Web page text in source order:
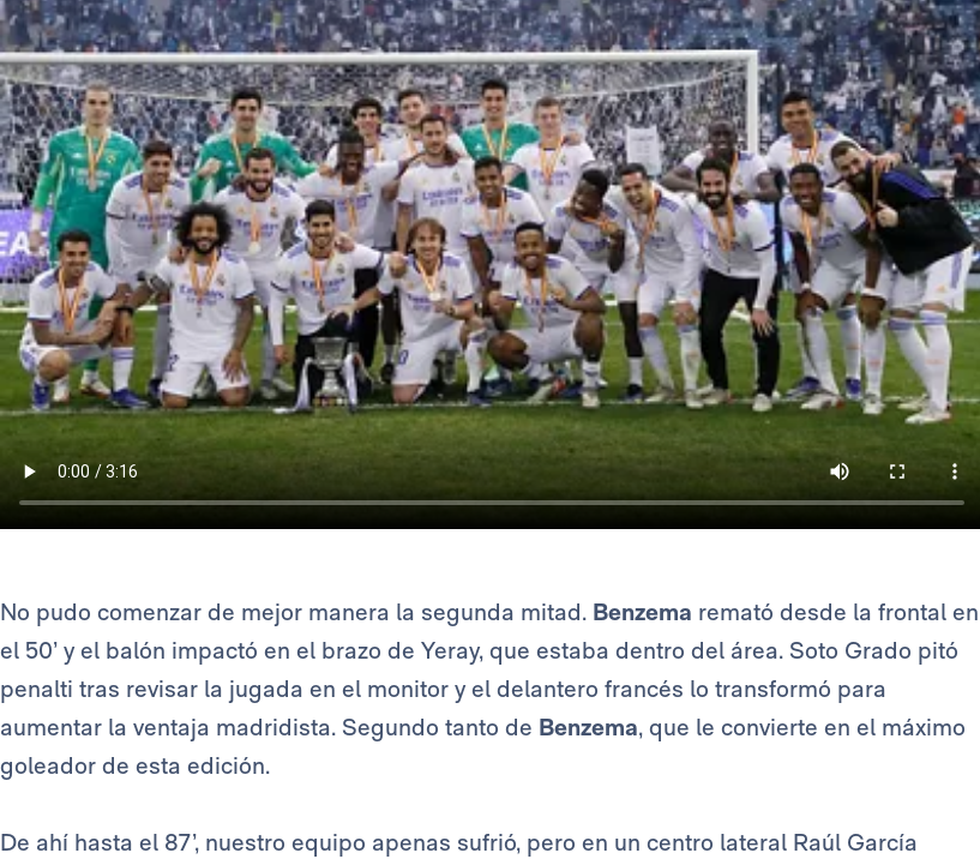
No pudo comenzar de mejor manera la segunda mitad. Benzema remató desde la frontal en
el 50’ y el balón impactó en el brazo de Yeray, que estaba dentro del área. Soto Grado pitó
penalti tras revisar la jugada en el monitor y el delantero francés lo transformó para
aumentar la ventaja madridista. Segundo tanto de Benzema, que le convierte en el máximo
goleador de esta edición.
De ahí hasta el 87’, nuestro equipo apenas sufrió, pero en un centro lateral Raúl García